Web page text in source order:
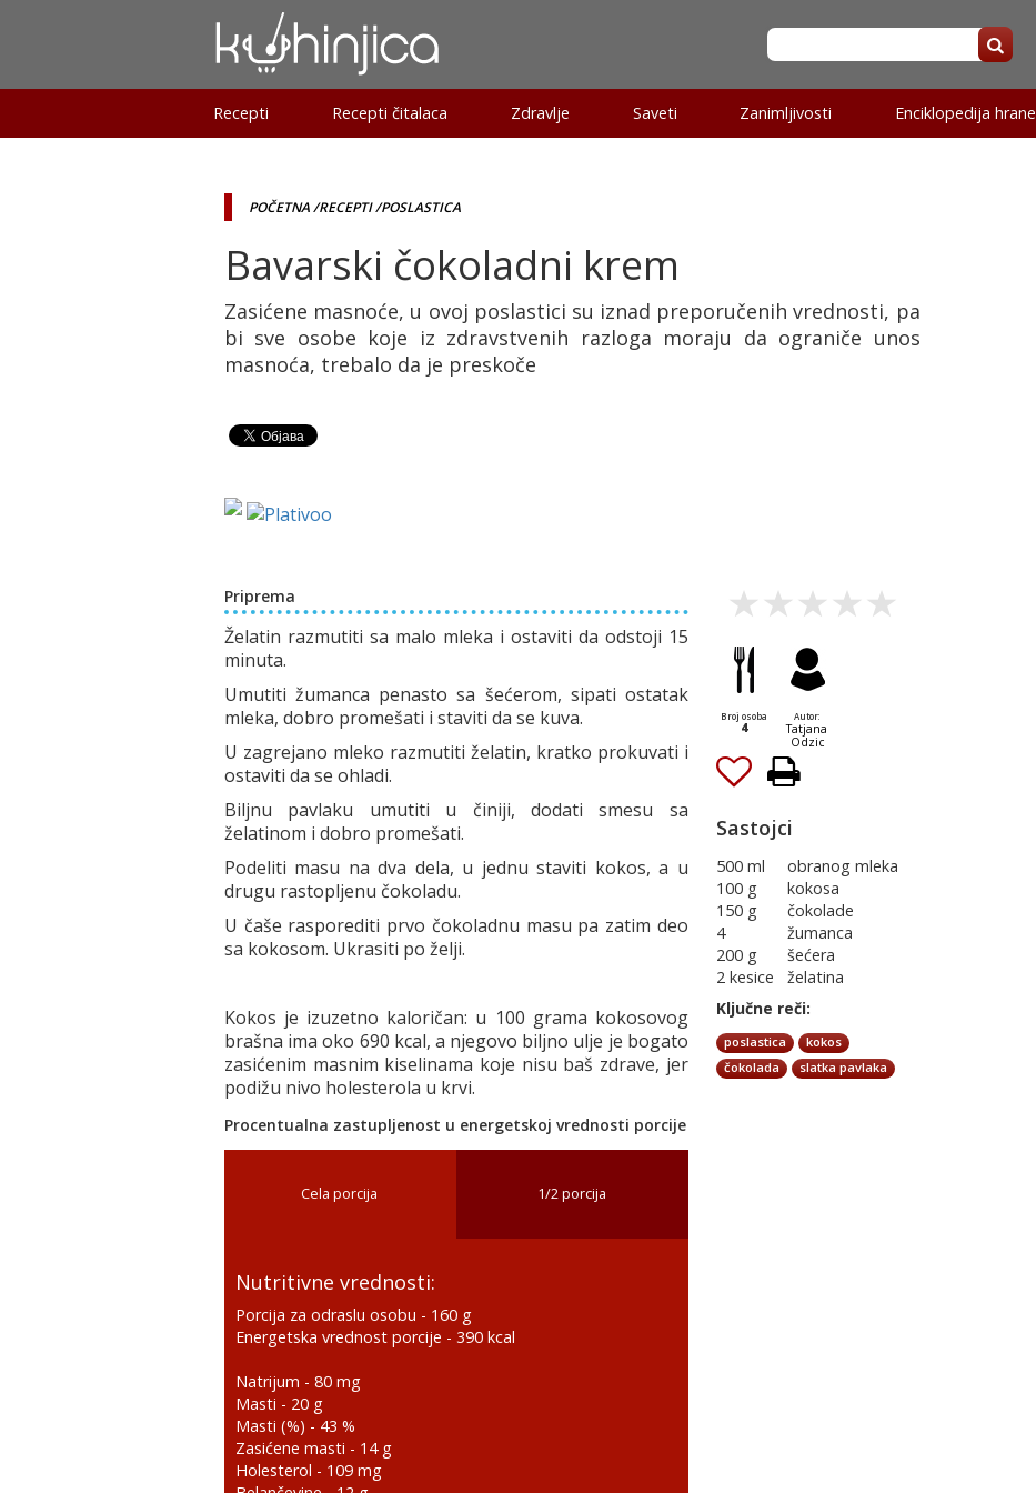
Recepti Recepti čitalaca Zdravlje Saveti Zanimljivosti Enciklopedija hrane
POČETNA/RECEPTI/POSLASTICA
Bavarski čokoladni krem
Zasićene masnoće, u ovoj poslastici su iznad preporučenih vrednosti, pa
bi sve osobe koje iz zdravstvenih razloga moraju da ograniče unos
masnoća, trebalo da je preskoče
Priprema
Želatin razmutiti sa malo mleka i ostaviti da odstoji 15
minuta.
Umutiti žumanca penasto sa šećerom, sipati ostatak
mleka, dobro promešati i staviti da se kuva.
U zagrejano mleko razmutiti želatin, kratko prokuvati i
ostaviti da se ohladi.
Biljnu pavlaku umutiti u činiji, dodati smesu sa
želatinom i dobro promešati.
Podeliti masu na dva dela, u jednu staviti kokos, a u
drugu rastopljenu čokoladu.
U čaše rasporediti prvo čokoladnu masu pa zatim deo
sa kokosom. Ukrasiti po želji.
Kokos je izuzetno kaloričan: u 100 grama kokosovog
brašna ima oko 690 kcal, a njegovo biljno ulje je bogato
zasićenim masnim kiselinama koje nisu baš zdrave, jer
podižu nivo holesterola u krvi.
Procentualna zastupljenost u energetskoj vrednosti porcije
Cela porcija 1/2 porcija
Nutritivne vrednosti:
Porcija za odraslu osobu - 160 g
Energetska vrednost porcije - 390 kcal
Natrijum - 80 mg
Masti - 20 g
Masti (%) - 43 %
Zasićene masti - 14g
Holesterol - 109 mg
Broj osoba
4
Autor:
Tatjana
Odzic
Sastojci
500 ml
obranog mleka
100 g
kokosa
150 g
čokolade
4
žumanca
200 g
šećera
2 kesice
želatina
Ključne reči:
poslastica
kokos
čokolada
slatka pavlaka